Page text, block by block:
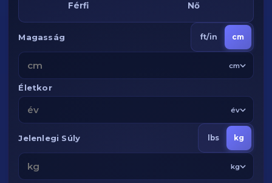
Férfi Nő
Magasság ft/in cm
cm
Életkor
év
Jelenlegi Súly lbs kg
kg